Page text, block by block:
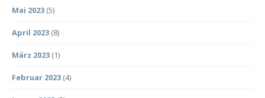
Mai 2023 (5)
April 2023 (8)
März 2023 (1)
Februar 2023 (4)